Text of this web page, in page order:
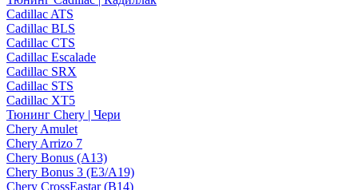
Cadillac ATS
Cadillac BLS
Cadillac CTS
Cadillac Escalade
Cadillac SRX
Cadillac STS
Cadillac XT5
Тюнинг Chery | Чери
Chery Amulet
Chery Arrizo 7
Chery Bonus (A13)
Chery Bonus 3 (E3/A19)
Chery CrossEastar (B14)